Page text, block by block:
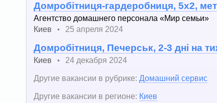
Домробітниця-гардеробниця, 5х2,
Агентство домашнего персонала «Мир семьи»
Киев
• 25 апреля 2024
Домробітниця, Печерськ, 2-3 дні на
Киев
•
24 декабря 2024
Другие вакансии в рубрике: Домашний сервис
Другие вакансии в регионе: Киев